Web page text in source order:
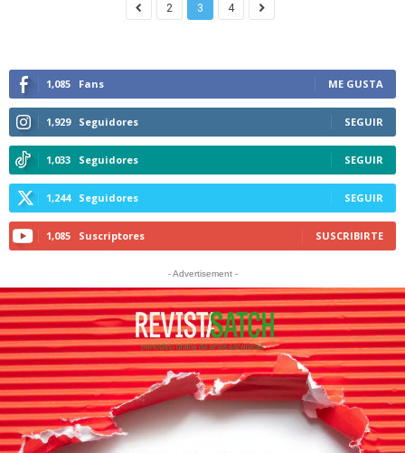
2 3 4
1,085 Fans ME GUSTA
1,929 Seguidores SEGUIR
1,033 Seguidores SEGUIR
1,244 Seguidores SEGUIR
1,085 Suscriptores SUSCRIBIRTE
- Advertisement -